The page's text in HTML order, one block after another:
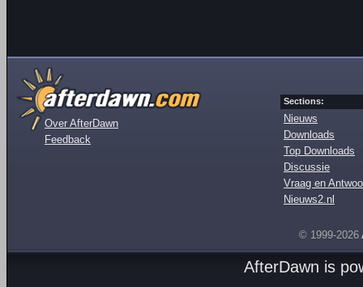
Over AfterDawn
Feedback
Sections:
Nieuws
Downloads
Top Downloads
Discussie
Vraag en
Nieuws2.nl
© 1999-2026
AfterDawn is